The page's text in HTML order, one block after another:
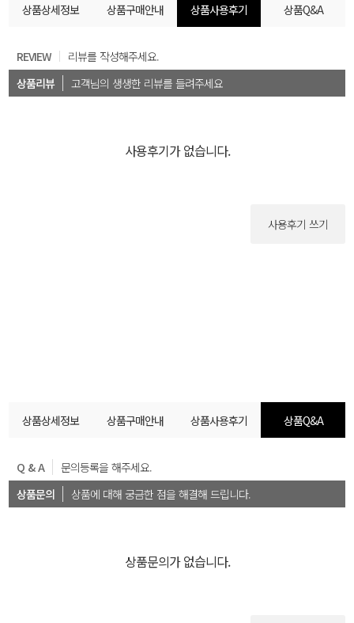
상품상세정보 상품구매안내 상품사용후기 상품Q&A
REVIEW
리뷰를 작성해주세요.
상품리뷰
고객님의 생생한 리뷰를 들려주세요
사용후기가 없습니다.
사용후기 쓰기
상품상세정보 상품구매안내 상품사용후기 상품Q&A
Q & A
문의등록을 해주세요.
상품문의
상품에 대해 궁금한 점을 해결해 드립니다.
상품문의가 없습니다.